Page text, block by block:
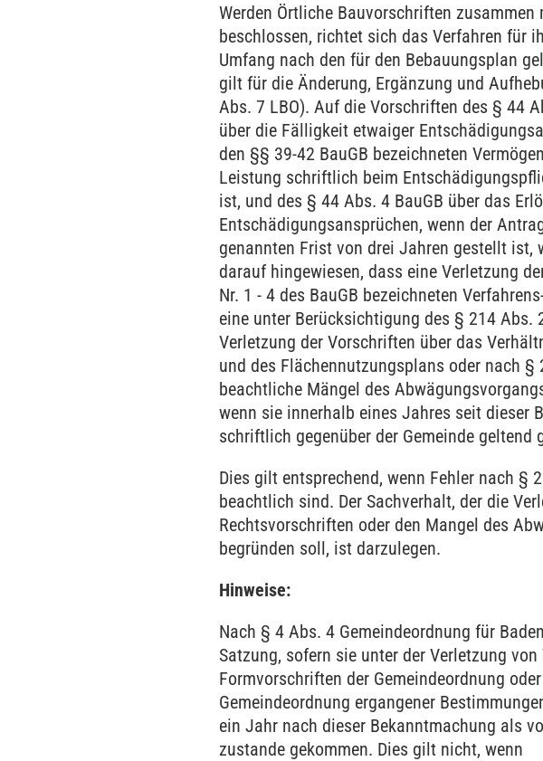
Werden Örtliche Bauvorschriften
beschlossen, richtet sich das Verfahren für
Umfang nach den für den Bebauungsplan
gilt für die Änderung, Ergänzung und
Abs. 7 LBO). Auf die Vorschriften des § 44
über die Fälligkeit etwaiger
den §§ 39-42 BauGB bezeichneten
Leistung schriftlich beim
ist, und des § 44 Abs. 4 BauGB über das
Entschädigungsansprüchen, wenn der
genannten Frist von drei Jahren gestellt ist,
darauf hingewiesen, dass eine Verletzung
Nr. 1 - 4 des BauGB bezeichneten
eine unter Berücksichtigung des § 214 Abs.
Verletzung der Vorschriften über das
und des Flächennutzungsplans oder nach §
beachtliche Mängel des
wenn sie innerhalb eines Jahres seit dieser
schriftlich gegenüber der Gemeinde geltend
Dies gilt entsprechend, wenn Fehler nach §
beachtlich sind. Der Sachverhalt, der die
Rechtsvorschriften oder den Mangel des
begründen soll, ist darzulegen.
Hinweise:
Nach § 4 Abs. 4 Gemeindeordnung für
Satzung, sofern sie unter der Verletzung von
Formvorschriften der Gemeindeordnung
Gemeindeordnung ergangener
ein Jahr nach dieser Bekanntmachung als
zustande gekommen. Dies gilt nicht, wenn